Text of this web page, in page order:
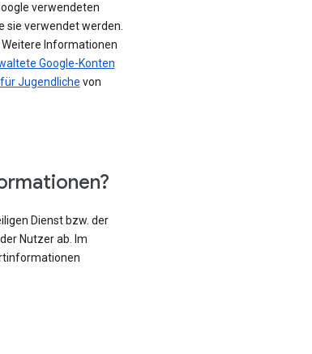
verwendeten
verwendet werden.
Informationen
Google-Konten
Jugendliche von
Dienst bzw. der
Nutzer ab. Im